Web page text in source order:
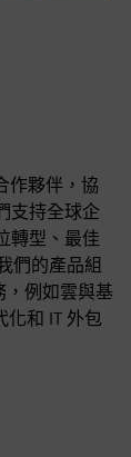
作夥伴，協
支持全球企
轉型、最佳
們的產品組
，例如雲與基
化和 IT 外包